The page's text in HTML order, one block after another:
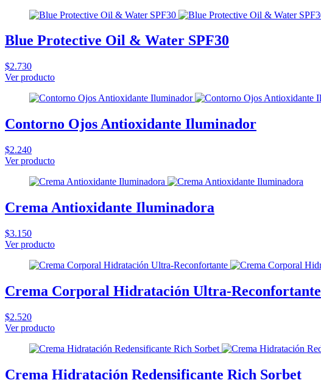
Blue Protective Oil & Water SPF30
$2.730
Ver producto
Contorno Ojos Antioxidante Iluminador
$2.240
Ver producto
Crema Antioxidante Iluminadora
$3.150
Ver producto
Crema Corporal Hidratación Ultra-Reconfortante
$2.520
Ver producto
Crema Hidratación Redensificante Rich Sorbet